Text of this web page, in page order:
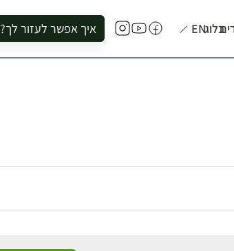
בלוגEN איך אפשר לעזור לך?
להזמין סיור לקבוצה